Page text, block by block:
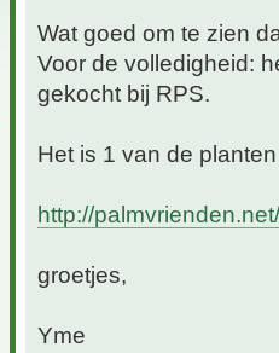
Wat goed om te zien
Voor de volledigheid:
gekocht bij RPS.
Het is 1 van de
http://
groetjes,
Yme